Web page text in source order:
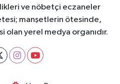
ve nöbetçi eczaneler
manşetlerin ötesinde,
olan yerel medya organıdır.